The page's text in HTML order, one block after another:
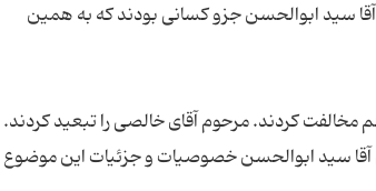
سید ابوالحسن جزو کسانی بودند که به همین
کردند. مرحوم آقای خالصی را تبعید کردند.
آقا سید ابوالحسن خصوصیات و جزئیات این موضوع